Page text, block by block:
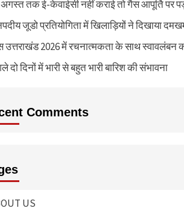
तक ई-केवाईसी नहीं कराई तो गैस आपूर्ति पर
जूडो प्रतियोगिता में खिलाड़ियों ने दिखाया
उत्तराखंड 2026 में रचनात्मकता के साथ स्वावलंबन
दो दिनों में भारी से बहुत भारी बारिश की संभावना
Comments
US